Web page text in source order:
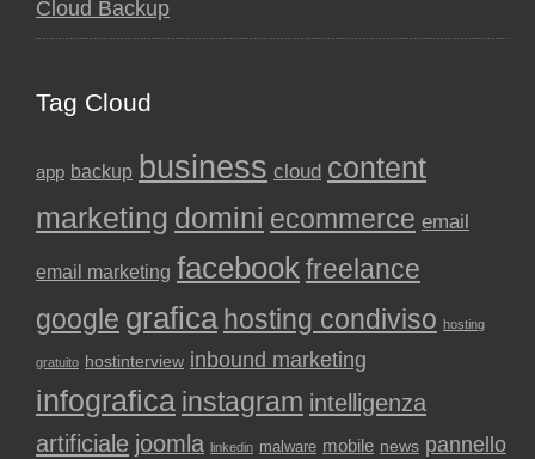
Cloud Backup
Tag Cloud
app backup business cloud content
marketing domini ecommerce email
email marketing facebookfreelance
google grafica hosting condiviso hosting
gratuito hostinterview inbound marketing
infografica instagram intelligenza
artificiale joomla linkedin malware mobile news pannello